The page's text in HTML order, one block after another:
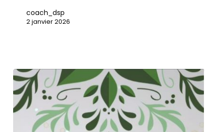
coach_dsp
2 janvier 2026